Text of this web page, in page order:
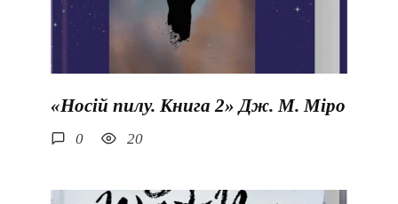
«Носій пилу. Книга 2» Дж. М. Міро
0 20